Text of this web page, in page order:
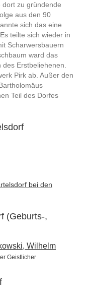
zu gründende
aus den 90
sich das eine
teilte sich wieder in
Scharwersbauern
ward das
Erstbeliehenen.
Pirk ab. Außer den
Teil des Dorfes
bei den
(Geburts-,
Wilhelm
Geistlicher